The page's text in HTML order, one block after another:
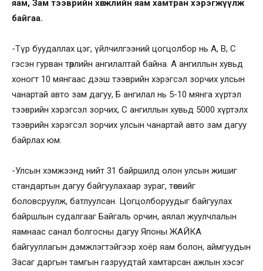
яам, Зам тээврийн хөгжлийн яам хамтран хэрэгжүүлж
байгаа.
-Түр буудаллах цэг, үйлчилгээний цогцолбор нь A, B, C
гэсэн гурван төрлийн ангилалтай байна. А ангиллын хувьд
хоногт 10 мянгаас дээш тээврийн хэрэгсэл зорчих улсын
чанартай авто зам дагуу, Б ангилал нь 5-10 мянга хүртэл
тээврийн хэрэгсэл зорчих, С ангиллын хувьд 5000 хүртэлх
тээврийн хэрэгсэл зорчих улсын чанартай авто зам дагуу
байрлах юм.
-Улсын хэмжээнд нийт 31 байршилд олон улсын жишиг
стандартын дагуу байгуулахаар зураг, төсвийг
боловсруулж, батлуулсан. Цогцолборуудыг байгуулах
байршлын судалгааг Байгаль орчин, аялал жуулчлалын
яамнаас санал болгосны дагуу Японы ЖАЙКА
байгууллагын дэмжлэгтэйгээр хоёр яам болон, аймгуудын
Засаг даргын тамгын газруудтай хамтарсан ажлын хэсэг